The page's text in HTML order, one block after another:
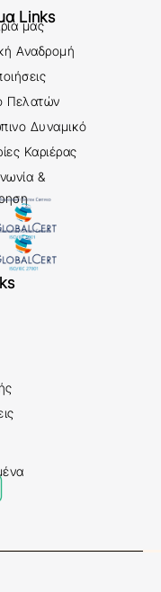
Links
μας
Αναδρομή
Πελατών
Δυναμικό
Καριέρας
&